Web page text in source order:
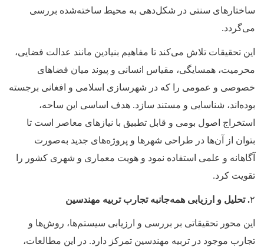
ساختارهای سنتی در شکل‌دهی به محیط ساخته‌شده بررسی
می‌گردد.
این تحقیقات تلاش می‌کند تا مفاهیم بنیادین مانند عدالت فضایی،
محرمیت، همسایگی، مقیاس انسانی و پیوند میان فضاهای
خصوصی و عمومی را که در شهرسازی اسلامی و افغانی برجسته
بوده‌اند، شناسایی و مستند سازد. هدف اساسی این ساحه،
استخراج اصول بومی و قابل تطبیق با نیازهای معاصر است تا
بتوان از آن‌ها در طراحی شهرها و پروژه‌های جدید به‌صورت
آگاهانه و علمی استفاده نمود و هویت معماری و شهری کشور را
تقویت کرد.
۲. تحلیل و ارزیابی همه‌جانبه تجارب تربیه مهندسین
این محور تحقیقاتی بر بررسی و ارزیابی سیستم‌ها، روش‌ها و
تجارب موجود در تربیه مهندسین تمرکز دارد. در این مطالعات،